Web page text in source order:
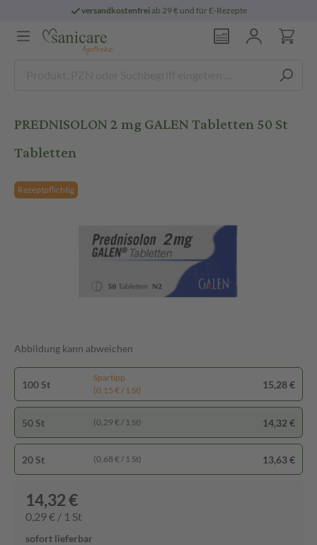
versandkostenfreiab 29 € und für E-Rezepte
PREDNISOLON 2 mg GALEN Tabletten 50 St
Tabletten
Rezeptpflichtig
Abbildung kann abweichen
100 St
Spartipp
(0,15 € / 1 St)
15,28 €
50 St (0,29 € / 1 St) 14,32 €
20 St (0,68 € / 1 St) 13,63 €
14,32 €
0,29 € / 1 St
sofort lieferbar